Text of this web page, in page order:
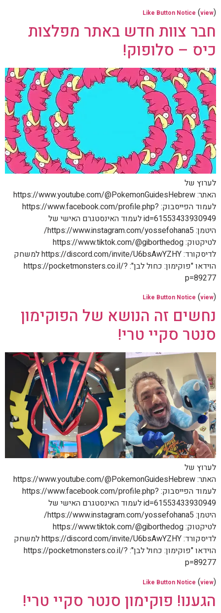
Like Button Notice (view)
חבר צוות חדש באתר מפלצות
כיס – סלופוק!
לערוץ של
האתר: https://www.youtube.com/@PokemonGuidesHebrew
לעמוד הפייסבוק: https://www.facebook.com/profile.php?
id=61553433930949 לעמוד האינסטגרם האישי של
היטמן: https://www.instagram.com/yossefohana5/
לטיקטוק: https://www.tiktok.com/@giborthedog
לדיסקורד: https://discord.com/invite/U6bsAwYZHY למשחק
הוידאו "פוקימון: כחול לבן": https://pocketmonsters.co.il/?
p=89277
Like Button Notice (view)
נחשים זה הנושא של הפוקימון
סנטר סקיי טרי!
לערוץ של
האתר: https://www.youtube.com/@PokemonGuidesHebrew
לעמוד הפייסבוק: https://www.facebook.com/profile.php?
id=61553433930949 לעמוד האינסטגרם האישי של
היטמן: https://www.instagram.com/yossefohana5/
לטיקטוק: https://www.tiktok.com/@giborthedog
לדיסקורד: https://discord.com/invite/U6bsAwYZHY למשחק
הוידאו "פוקימון: כחול לבן": https://pocketmonsters.co.il/?
p=89277
Like Button Notice (view)
הגענו! פוקימון סנטר סקיי טרי!